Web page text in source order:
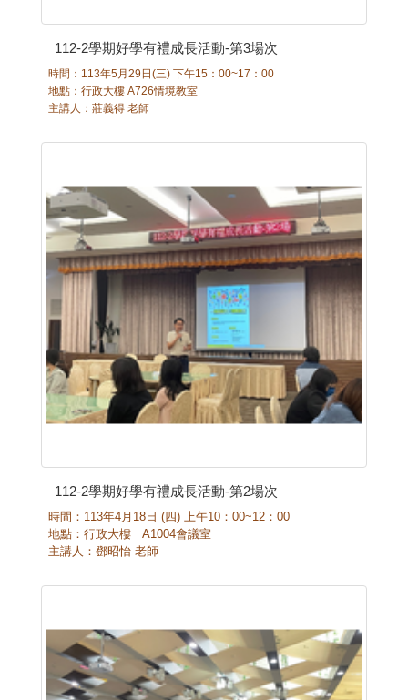
112-2學期好學有禮成長活動-第3場次
時間：113年5月29日(三) 下午15：00~17：00
地點：行政大樓 A726情境教室
主講人：莊義得 老師
112-2學期好學有禮成長活動-第2場次
時間：113年4月18日 (四) 上午10：00~12：00
地點：行政大樓 A1004會議室
主講人：鄧昭怡 老師